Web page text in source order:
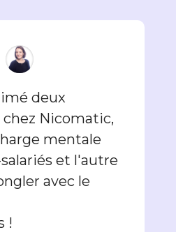
deux
Nicomatic,
mentale
et l'autre
avec le
!